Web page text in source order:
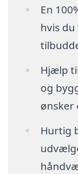
En
hvis
Hjælp
og
ønsker
Hurtig